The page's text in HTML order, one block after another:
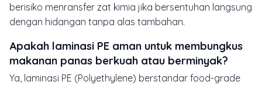
berisiko menransfer zat kimia jika bersentuhan langsung
dengan hidangan tanpa alas tambahan.
Apakah laminasi PE aman untuk membungkus
makanan panas berkuah atau berminyak?
Ya, laminasi PE (Polyethylene) berstandar food-grade